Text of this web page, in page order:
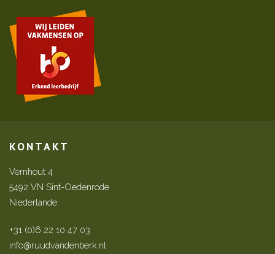
KONTAKT
Vernhout 4
5492 VN Sint-Oedenrode
Niederlande
+31 (0)6 22 10 47 03
info@ruudvandenberk.nl